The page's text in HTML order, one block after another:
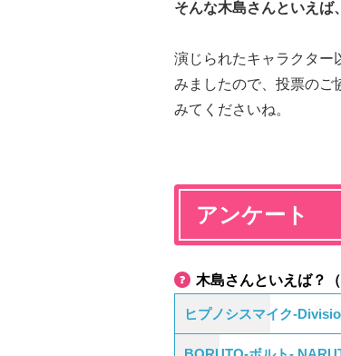
そんな木島さんといえば
演じられたキャラクター
みましたので、投票のご
みてくださいね。
アンケート
木島さんといえば？
ヒプノシスマイク-